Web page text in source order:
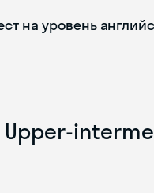
на уровень
Upper-